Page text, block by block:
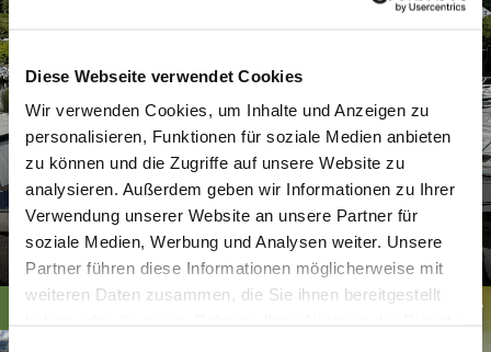
Diese Webseite verwendet Cookies
Wir verwenden Cookies, um Inhalte und Anzeigen zu
personalisieren, Funktionen für soziale Medien anbieten
zu können und die Zugriffe auf unsere Website zu
analysieren. Außerdem geben wir Informationen zu Ihrer
Verwendung unserer Website an unsere Partner für
soziale Medien, Werbung und Analysen weiter. Unsere
Partner führen diese Informationen möglicherweise mit
weiteren Daten zusammen, die Sie ihnen bereitgestellt
Yachthafen Bad Ems GmbH "Kutscher's Marina"
Bad Ems